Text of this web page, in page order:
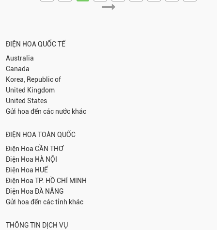
ĐIỆN HOA QUỐC TẾ
Australia
Canada
Korea, Republic of
United Kingdom
United States
Gửi hoa đến các nước khác
ĐIỆN HOA TOÀN QUỐC
Điện Hoa CẦN THƠ
Điện Hoa HÀ NỘI
Điện Hoa HUẾ
Điện Hoa TP. HỒ CHÍ MINH
Điện Hoa ĐÀ NẴNG
Gửi hoa đến các tỉnh khác
THÔNG TIN DỊCH VỤ